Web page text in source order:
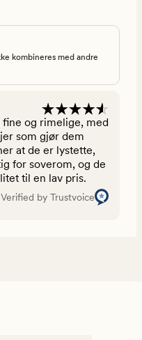
kombineres med andre
og rimelige, med
som gjør dem
at de er lystette,
for soverom, og de
til en lav pris.
Verified by Trustvoice